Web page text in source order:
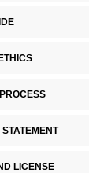
LICENSE